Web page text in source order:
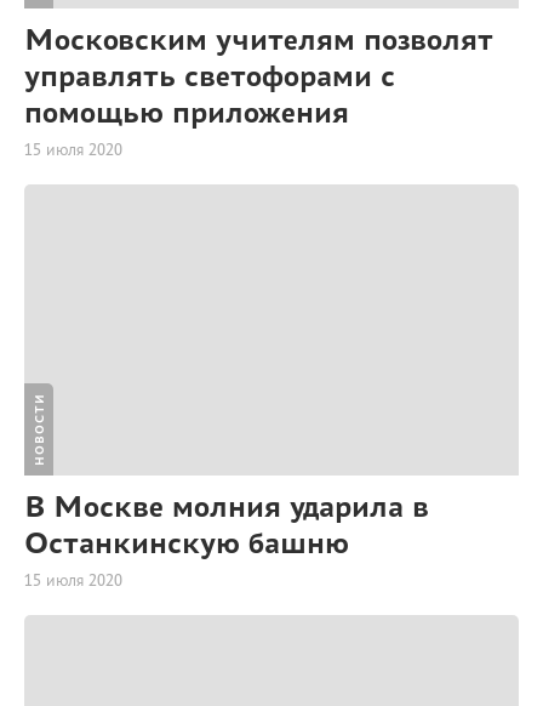
Московским учителям позволят
управлять светофорами с
помощью приложения
15 июля 2020
НОВОСТИ
В Москве молния ударила в
Останкинскую башню
15 июля 2020